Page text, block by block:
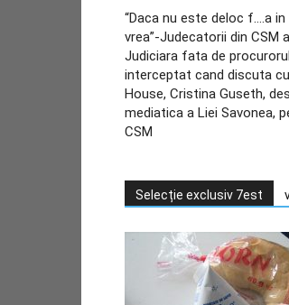
“Daca nu este deloc f….a
vrea”-Judecatorii din CSM
Judiciara fata de
interceptat cand discuta
House, Cristina Guseth,
mediatica a Liei Savonea,
CSM
Selecție exclusiv 7est